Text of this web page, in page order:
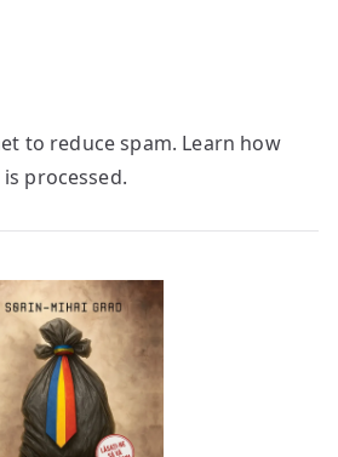
to reduce spam. Learn how
processed.